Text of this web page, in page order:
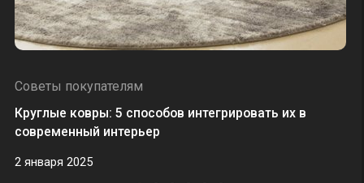
Советы покупателям
2 января 2025
Круглые ковры: 5 способов интегрировать их в
современный интерьер